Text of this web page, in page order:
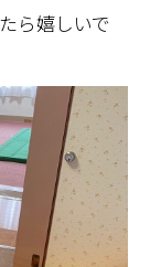
ら嬉しいで